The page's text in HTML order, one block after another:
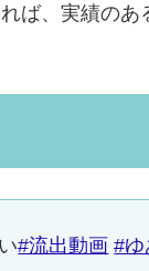
ば、実績の
#流出動画 #ゆ